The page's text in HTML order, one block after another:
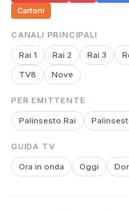
Cartoni
CANALI PRINCIPALI
Rai 1 Rai 2 Rai 3
TV8
Nove
PER EMITTENTE
Palinsesto Rai
GUIDA TV
Ora in onda Oggi